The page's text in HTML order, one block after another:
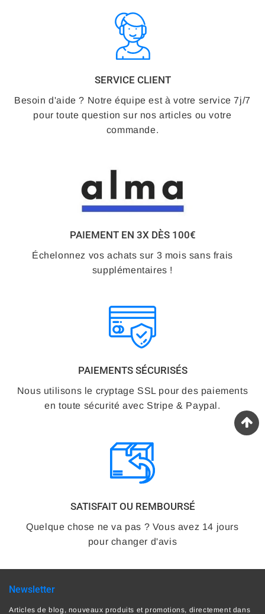
SERVICE CLIENT
Besoin d'aide ? Notre équipe est à votre service 7j/7
pour toute question sur nos articles ou votre
commande.
PAIEMENT EN 3X DÈS 100€
Échelonnez vos achats sur 3 mois sans frais
supplémentaires !
PAIEMENTS SÉCURISÉS
Nous utilisons le cryptage SSL pour des paiements
en toute sécurité avec Stripe & Paypal.
SATISFAIT OU REMBOURSÉ
Quelque chose ne va pas ? Vous avez 14 jours
pour changer d'avis
Newsletter
Articles de blog, nouveaux produits et promotions, directement dans